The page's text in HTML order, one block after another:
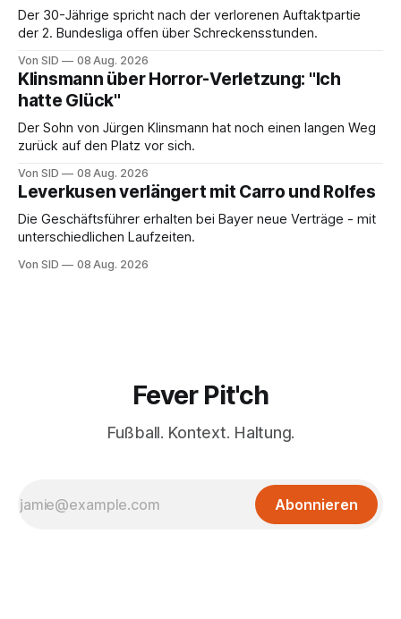
Der 30-Jährige spricht nach der verlorenen Auftaktpartie
der 2. Bundesliga offen über Schreckensstunden.
Von SID 08 Aug. 2026
Klinsmann über Horror-Verletzung: "Ich
hatte Glück"
Der Sohn von Jürgen Klinsmann hat noch einen langen Weg
zurück auf den Platz vor sich.
Von SID 08 Aug. 2026
Leverkusen verlängert mit Carro und Rolfes
Die Geschäftsführer erhalten bei Bayer neue Verträge - mit
unterschiedlichen Laufzeiten.
Von SID 08 Aug. 2026
Fever Pit'ch
Fußball. Kontext. Haltung.
Abonnieren